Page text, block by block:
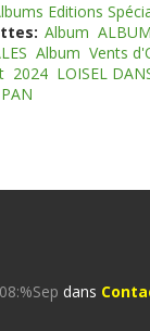
Editions
Album
Album Vents
2024 LOISEL
dans